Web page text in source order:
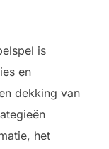
is
en
dekking van
het